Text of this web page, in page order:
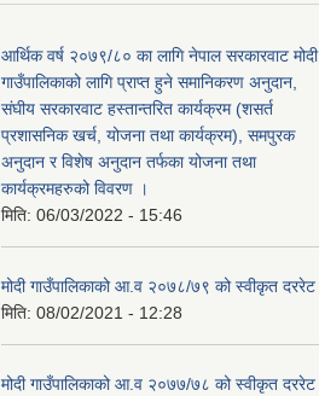
आर्थिक वर्ष २०७९/८० का लागि नेपाल सरकारवाट मोदी
गाउँपालिकाको लागि प्राप्त हुने समानिकरण अनुदान,
संघीय सरकारवाट हस्तान्तरित कार्यक्रम (शसर्त
प्रशासनिक खर्च, योजना तथा कार्यक्रम), समपुरक
अनुदान र विशेष अनुदान तर्फका योजना तथा
कार्यक्रमहरुको विवरण ।
मिति: 06/03/2022 - 15:46
मोदी गाउँपालिकाको आ.व २०७८/७९ को स्वीकृत दररेट
मिति: 08/02/2021 - 12:28
मोदी गाउँपालिकाको आ.व २०७७/७८ को स्वीकृत दररेट